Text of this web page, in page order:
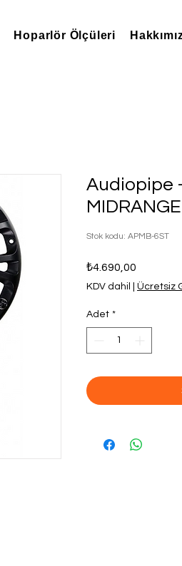
Hoparlör Ölçüleri
Audiopipe
MIDRANGE
Stok kodu: APMB-6ST
₺4.690,00
KDV dahil Ücretsiz
Adet *